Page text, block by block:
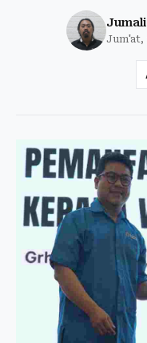
Jumali
Jum'at,